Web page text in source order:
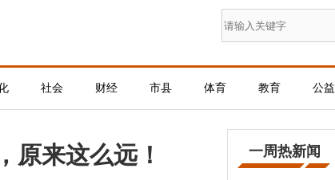
社会 财经 市县 体育 教育 公益
原来这么远！ 一周热新闻